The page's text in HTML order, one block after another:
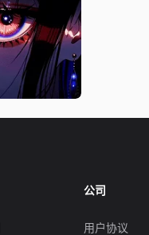
公司
用户协议